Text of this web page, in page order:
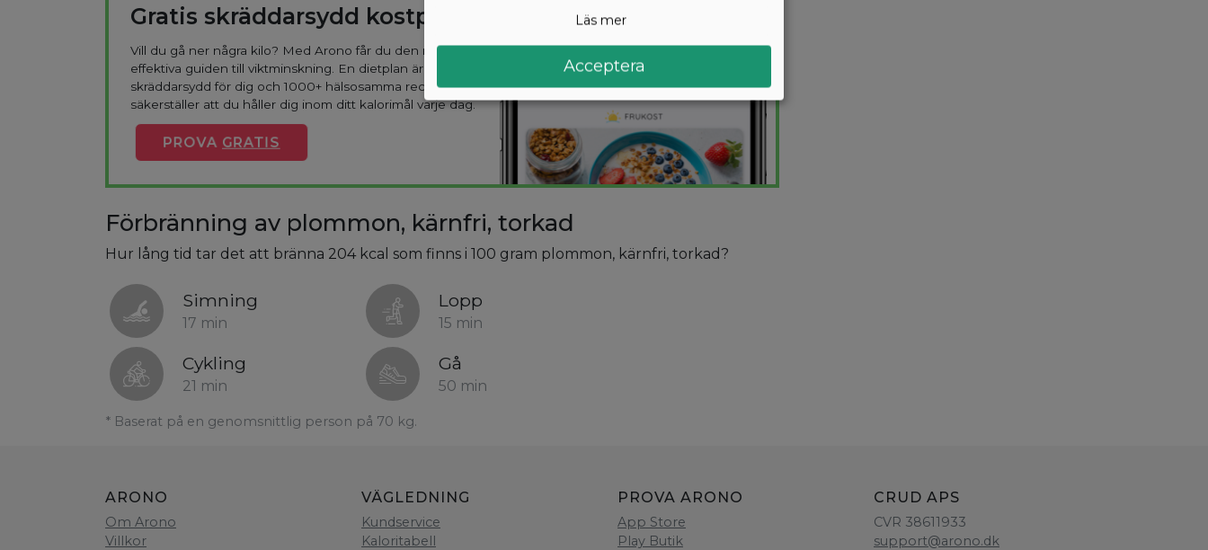
Gratis skräddarsydd kostplan
Vill du gå ner några kilo? Med Arono får du den mest
effektiva guiden till viktminskning. En dietplan är
skräddarsydd för dig och 1000+ hälsosamma recept
säkerställer att du håller dig inom ditt kalorimål varje dag.
PROVA GRATIS
Förbränning av plommon, kärnfri, torkad
Hur lång tid tar det att bränna 204 kcal som finns i 100 gram plommon, kärnfri, torkad?
Simning
17 min
Lopp
15 min
Cykling
21 min
Gå
50 min
* Baserat på en genomsnittlig person på 70 kg.
ARONO
Om Arono
Villkor
VÄGLEDNING
Kundservice
Kaloritabell
PROVA ARONO
App Store
Play Butik
CRUD APS
CVR 38611933
support@arono.dk
Läs mer
Acceptera